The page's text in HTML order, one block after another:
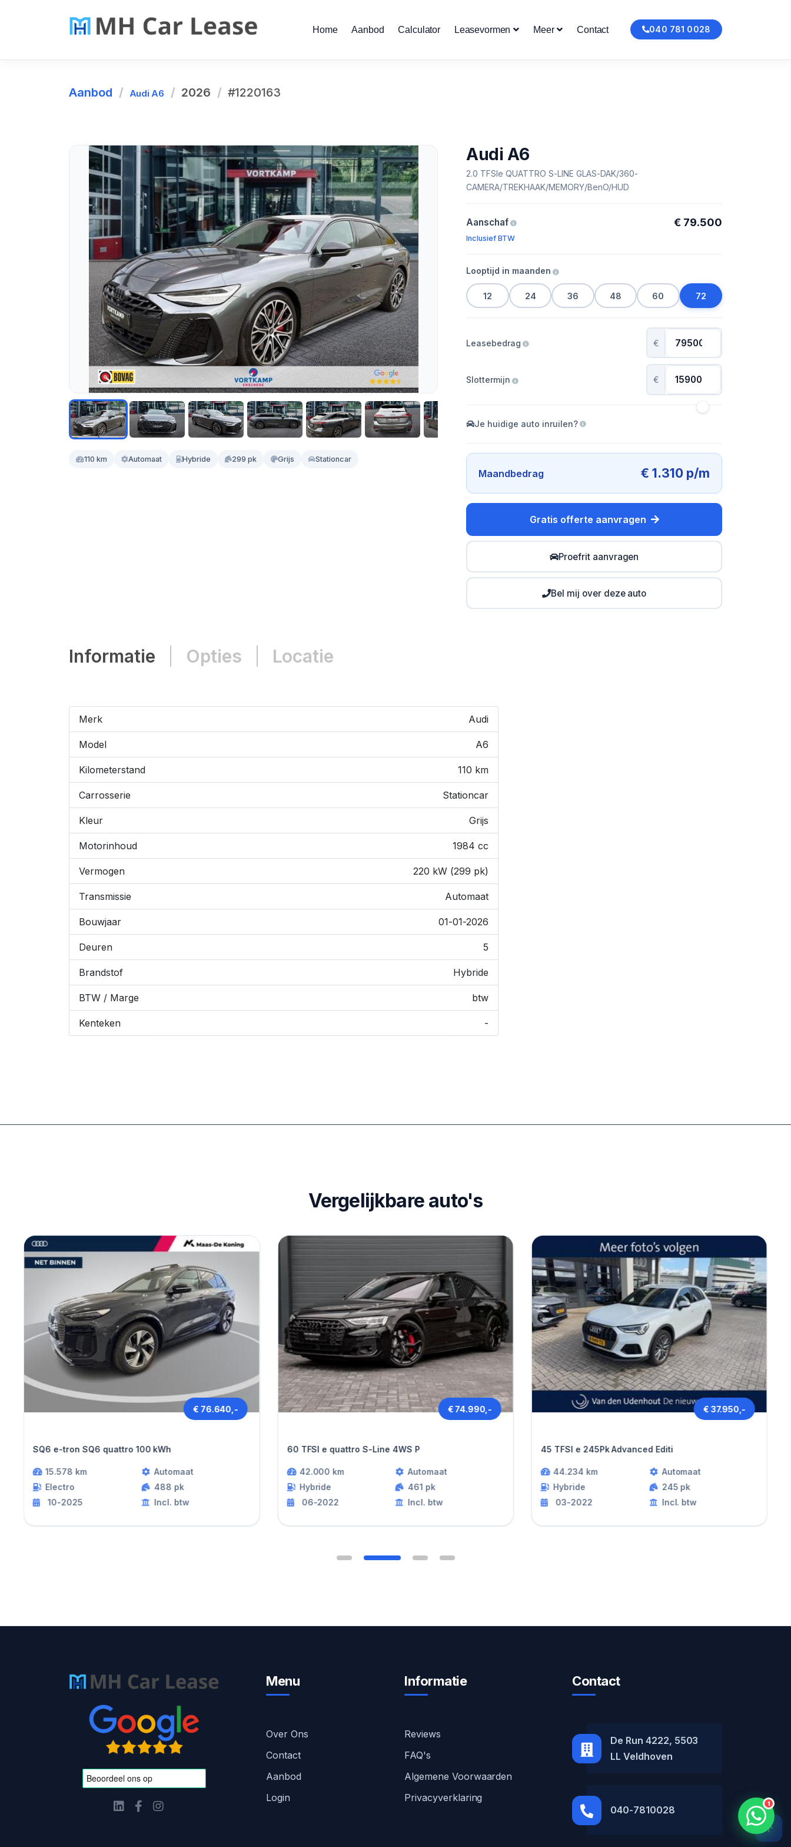
040 781 0028
Home Aanbod Calculator Leasevormen Meer Contact
Aanbod Audi A6 2026 #1220163
110 km Automaat Hybride 299 pk Grijs Stationcar
Audi A6
2.0 TFSIe QUATTRO S-LINE GLAS-DAK/360-
CAMERA/TREKHAAK/MEMORY/BenO/HUD
Aanschaf € 79.500
Inclusief BTW
Looptijd in maanden
12 24 36 48 60 72
Leasebedrag €
Slottermijn €
Je huidige auto inruilen?
Maandbedrag € 1.310 p/m
Gratis offerte aanvragen
Proefrit aanvragen
Bel mij over deze auto
Informatie Opties Locatie
Merk Audi
Model A6
Kilometerstand 110 km
Carrosserie Stationcar
Kleur Grijs
Motorinhoud 1984 cc
Vermogen 220 kW (299 pk)
Transmissie Automaat
Bouwjaar 01-01-2026
Deuren 5
Brandstof Hybride
BTW / Marge btw
Kenteken -
Vergelijkbare auto's
SQ6 e-tron SQ6 quattro 100 kWh
€ 76.640,-
15.578 km
Electro
10-2025
Automaat
488 pk
Incl. btw
60 TFSI e quattro S-Line 4WS P
€ 74.990,-
42.000 km
Hybride
06-2022
Automaat
461 pk
Incl. btw
45 TFSI e 245Pk Advanced Editi
€ 37.950,-
44.234 km
Hybride
03-2022
Automaat
245 pk
Incl. btw
Menu
Over Ons
Contact
Aanbod
Login
Informatie
Reviews
FAQ's
Algemene Voorwaarden
Privacyverklaring
Contact
De Run 4222, 5503
LL Veldhoven
040-7810028
1